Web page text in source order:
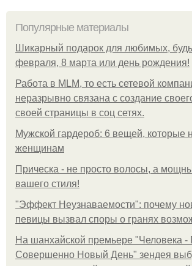
Популярные материалы
Шикарный подарок для любимых,
февраля, 8 марта или день рождения!
Работа в MLM, то есть сетевой
неразрывно связана с создание
своей страницы в соц сетях.
Мужской гардероб: 6 вещей, которые
женщинам
Прическа - не просто волосы, а
вашего стиля!
"Эффект Неузнаваемости": почему
певицы вызвал споры о гранях
На шанхайской премьере "Человека -
Совершенно Новый День" зендея